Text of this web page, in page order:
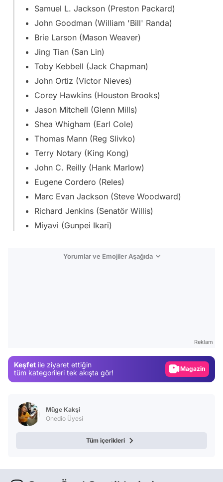
Samuel L. Jackson (Preston Packard)
John Goodman (William 'Bill' Randa)
Brie Larson (Mason Weaver)
Jing Tian (San Lin)
Toby Kebbell (Jack Chapman)
John Ortiz (Victor Nieves)
Corey Hawkins (Houston Brooks)
Jason Mitchell (Glenn Mills)
Shea Whigham (Earl Cole)
Thomas Mann (Reg Slivko)
Terry Notary (King Kong)
John C. Reilly (Hank Marlow)
Eugene Cordero (Reles)
Marc Evan Jackson (Steve Woodward)
Richard Jenkins (Senatör Willis)
Miyavi (Gunpei Ikari)
Yorumlar ve Emojiler Aşağıda
Reklam
Keşfet ile ziyaret ettiğin
tüm kategorileri tek akışta gör!
Magazin
Müge Kakşi
Onedio Üyesi
Tüm içerikleri